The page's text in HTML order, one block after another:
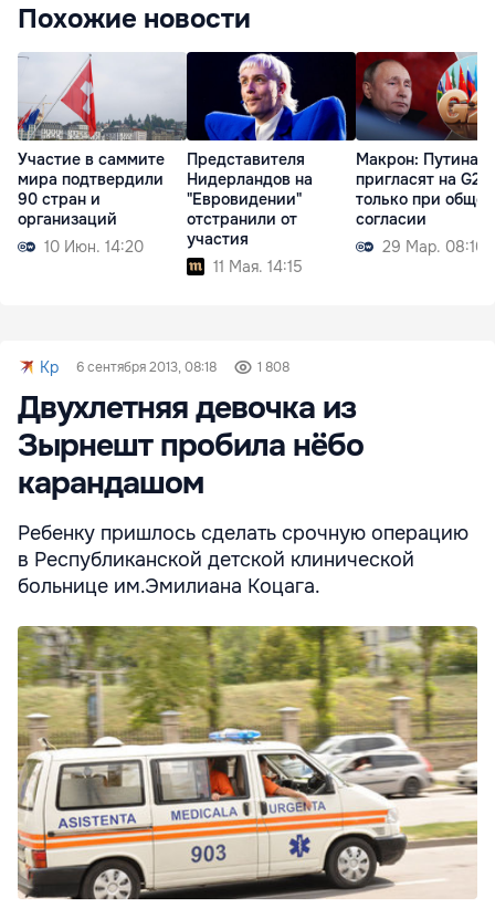
Похожие новости
Участие в саммите
мира подтвердили
90 стран и
организаций
10 Июн. 14:20
Представителя
Нидерландов на
"Евровидении"
отстранили от
участия
11 Мая. 14:15
Макрон: Путина
пригласят на G20
только при общем
согласии
29 Мар. 08:10
Kp 6 сентября 2013, 08:18 1 808
Двухлетняя девочка из
Зырнешт пробила нёбо
карандашом
Ребенку пришлось сделать срочную операцию
в Республиканской детской клинической
больнице им.Эмилиана Коцага.